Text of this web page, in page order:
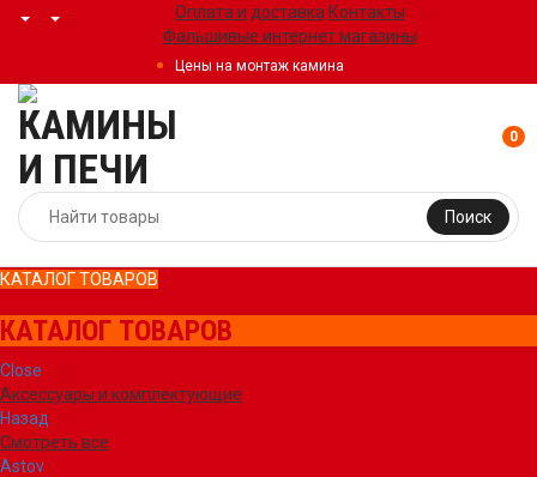
Оплата и доставка Контакты
Фальшивые интернет магазины
Цены на монтаж камина
Поиск
0
КАТАЛОГ ТОВАРОВ
КАТАЛОГ ТОВАРОВ
Close
Аксессуары и комплектующие
Назад
Смотреть все
Astov